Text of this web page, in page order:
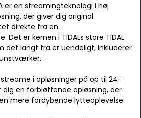
er en streamingteknologi i høj
der giver dig original
direkte fra en
Det er kernen i TIDALs store TIDAL
det langt fra er uendeligt, inkluderer
i opløsninger på op til 24-
dig en forbløffende opløsning, der
mere fordybende lytteoplevelse.